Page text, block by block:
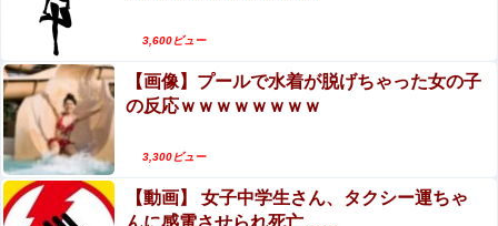
3,600ビュー
【画像】プールで水着が脱げちゃった女の子
の反応ｗｗｗｗｗｗｗｗ
3,300ビュー
【動画】 女子中学生さん、タクシー運ちゃ
んに感電させられ死亡……